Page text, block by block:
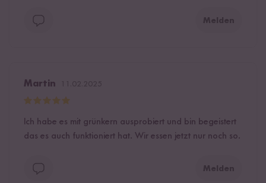
Melden
Martin
Ich habe es mit grünkern ausprobiert und bin begeistert
das es auch funktioniert hat. Wir essen jetzt nur noch so.
Melden